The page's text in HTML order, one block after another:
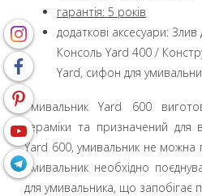
гарантія: 5 років
додаткові аксесуари:
Консоль Yard 400 /
Yard, сифон для
Умивальник Yard 600
кераміки та призначений для
Yard 600, умивальник не можна
Умивальник необхідно
для умивальника, що запобігає